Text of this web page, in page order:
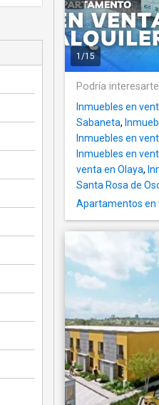
1 /15
Podría
Inmuebles en
Sabaneta,
Inmuebles en
Inmuebles en
venta en Olaya,
Santa Rosa de
Apartamentos en